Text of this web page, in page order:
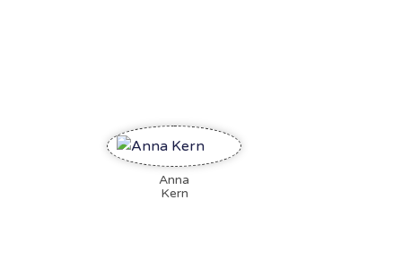
Anna
Kern